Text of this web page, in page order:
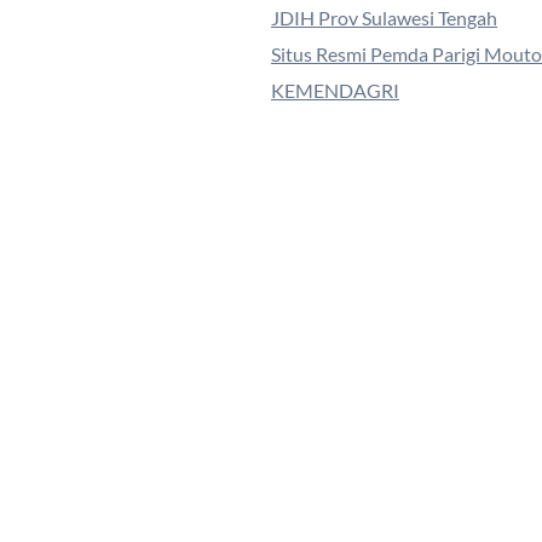
JDIH Prov Sulawesi Tengah
Situs Resmi Pemda Parigi
KEMENDAGRI